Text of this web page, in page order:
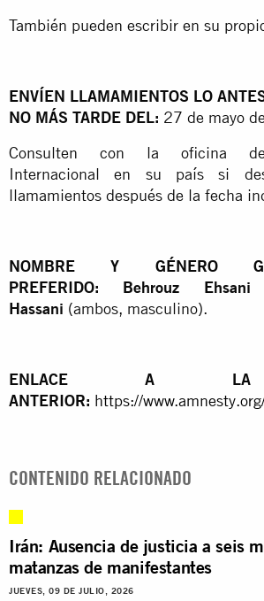
También pueden escribir en su
ENVÍEN LLAMAMIENTOS LO
NO MÁS TARDE DEL: 27 de mayo
Consulten con la oficina
Internacional en su país si
llamamientos después de la fecha
NOMBRE Y GÉNERO
PREFERIDO: Behrouz
Hassani (ambos, masculino).
ENLACE A
ANTERIOR: https://
CONTENIDO RELACIONADO
Irán: Ausencia de justicia a seis
matanzas de manifestantes
JUEVES, 09 DE JULIO, 2026